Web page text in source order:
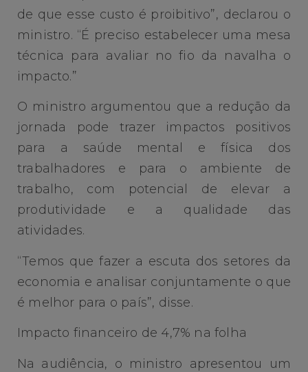
de que esse custo é proibitivo”, declarou o
ministro. “É preciso estabelecer uma mesa
técnica para avaliar no fio da navalha o
impacto.”
O ministro argumentou que a redução da
jornada pode trazer impactos positivos
para a saúde mental e física dos
trabalhadores e para o ambiente de
trabalho, com potencial de elevar a
produtividade e a qualidade das
atividades.
“Temos que fazer a escuta dos setores da
economia e analisar conjuntamente o que
é melhor para o país”, disse.
Impacto financeiro de 4,7% na folha
Na audiência, o ministro apresentou um